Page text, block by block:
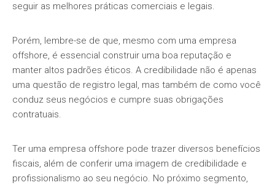
seguir as melhores práticas comerciais e legais.
Porém, lembre-se de que, mesmo com uma empresa
offshore, é essencial construir uma boa reputação e
manter altos padrões éticos. A credibilidade não é apenas
uma questão de registro legal, mas também de como você
conduz seus negócios e cumpre suas obrigações
contratuais.
Ter uma empresa offshore pode trazer diversos benefícios
fiscais, além de conferir uma imagem de credibilidade e
profissionalismo ao seu negócio. No próximo segmento,